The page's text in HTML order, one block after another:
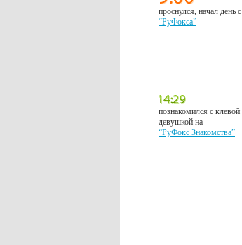
проснулся, начал день с
“РуФокса”
познакомился с клевой
девушкой на
“РуФокс Знакомства”